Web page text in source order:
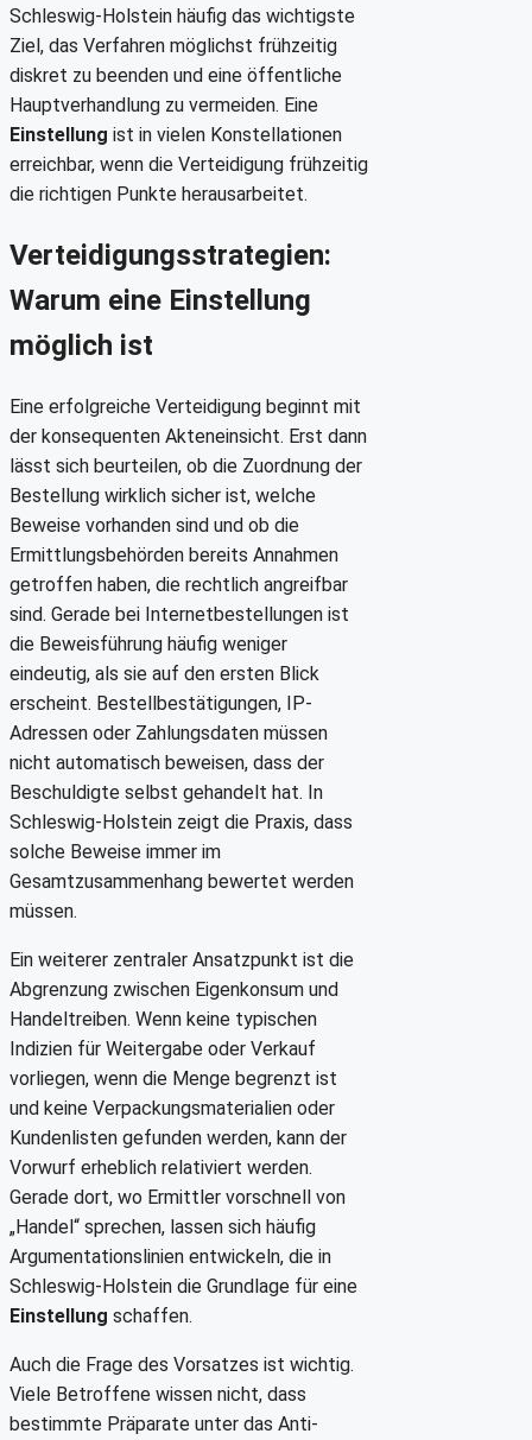
Schleswig-Holstein häufig das wichtigste
Ziel, das Verfahren möglichst frühzeitig
diskret zu beenden und eine öffentliche
Hauptverhandlung zu vermeiden. Eine
Einstellung ist in vielen Konstellationen
erreichbar, wenn die Verteidigung frühzeitig
die richtigen Punkte herausarbeitet.
Verteidigungsstrategien:
Warum eine Einstellung
möglich ist
Eine erfolgreiche Verteidigung beginnt mit
der konsequenten Akteneinsicht. Erst dann
lässt sich beurteilen, ob die Zuordnung der
Bestellung wirklich sicher ist, welche
Beweise vorhanden sind und ob die
Ermittlungsbehörden bereits Annahmen
getroffen haben, die rechtlich angreifbar
sind. Gerade bei Internetbestellungen ist
die Beweisführung häufig weniger
eindeutig, als sie auf den ersten Blick
erscheint. Bestellbestätigungen, IP-
Adressen oder Zahlungsdaten müssen
nicht automatisch beweisen, dass der
Beschuldigte selbst gehandelt hat. In
Schleswig-Holstein zeigt die Praxis, dass
solche Beweise immer im
Gesamtzusammenhang bewertet werden
müssen.
Ein weiterer zentraler Ansatzpunkt ist die
Abgrenzung zwischen Eigenkonsum und
Handeltreiben. Wenn keine typischen
Indizien für Weitergabe oder Verkauf
vorliegen, wenn die Menge begrenzt ist
und keine Verpackungsmaterialien oder
Kundenlisten gefunden werden, kann der
Vorwurf erheblich relativiert werden.
Gerade dort, wo Ermittler vorschnell von
„Handel“ sprechen, lassen sich häufig
Argumentationslinien entwickeln, die in
Schleswig-Holstein die Grundlage für eine
Einstellung schaffen.
Auch die Frage des Vorsatzes ist wichtig.
Viele Betroffene wissen nicht, dass
bestimmte Präparate unter das Anti-